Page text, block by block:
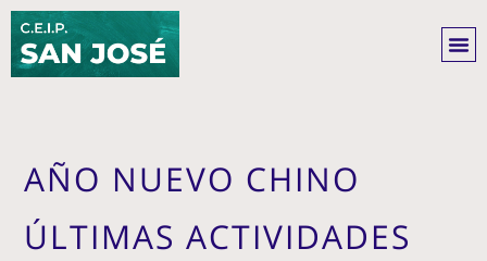
contenido
AÑO NUEVO CHINO
ÚLTIMAS ACTIVIDADES